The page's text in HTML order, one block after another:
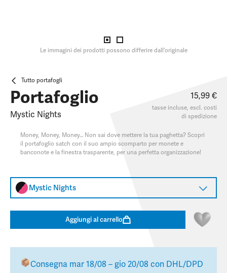
Le immagini dei prodotti possono differire dall'originale
Tutto portafogli
Portafoglio
Mystic Nights
15,99 €
tasse incluse, escl. costi
di spedizione
Money, Money, Money… Non sai dove mettere la tua paghetta? Scopri
il portafoglio satch con il suo ampio scomparto per monete e
banconote e la finestra trasparente, per una perfetta organizzazione!
Mystic Nights
Aggiungi al carrello
Consegna mar 18/08 – gio 20/08 con DHL/DPD